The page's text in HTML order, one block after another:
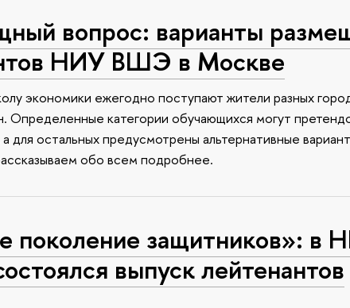
вопрос: варианты
НИУ ВШЭ в Москве
экономики ежегодно поступают жители разных
Определенные категории обучающихся могут
для остальных предусмотрены альтернативные
обо всем подробнее.
поколение защитников»: в
выпуск лейтенантов